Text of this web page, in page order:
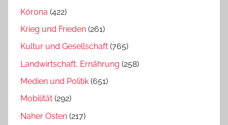
Kórona (422)
Krieg und Frieden (261)
Kultur und Gesellschaft (765)
Landwirtschaft, Ernährung (258)
Medien und Politik (651)
Mobilität (292)
Naher Osten (217)